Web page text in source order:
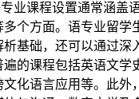
课程设置通常涵盖
个方面。语专业留学
析基础，还可以通过深
的课程包括英语文学
化语言应用等。此外